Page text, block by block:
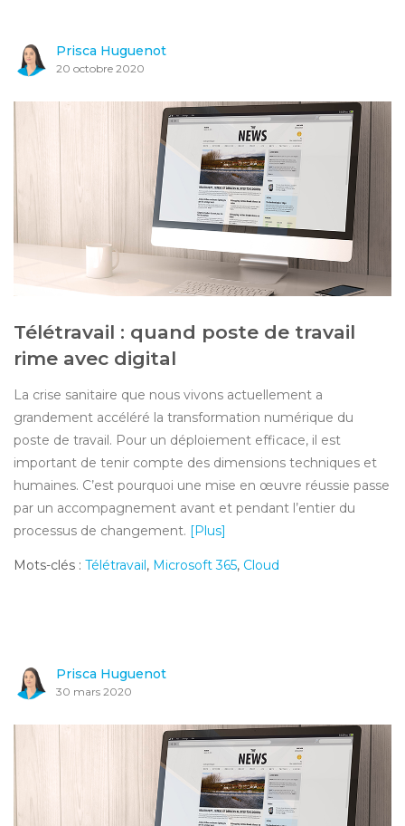
Prisca Huguenot
20 octobre 2020
Télétravail : quand poste de travail
rime avec digital
La crise sanitaire que nous vivons actuellement a
grandement accéléré la transformation numérique du
poste de travail. Pour un déploiement efficace, il est
important de tenir compte des dimensions techniques et
humaines. C’est pourquoi une mise en œuvre réussie passe
par un accompagnement avant et pendant l’entier du
processus de changement. [Plus]
Mots-clés : Télétravail, Microsoft 365, Cloud
Prisca Huguenot
30 mars 2020